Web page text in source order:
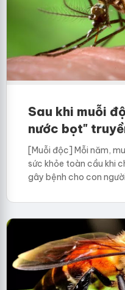
Sau khi muỗi
nước bọt"
[Muỗi độc] Mỗi năm,
sức khỏe toàn cầu khi
gây bệnh cho con